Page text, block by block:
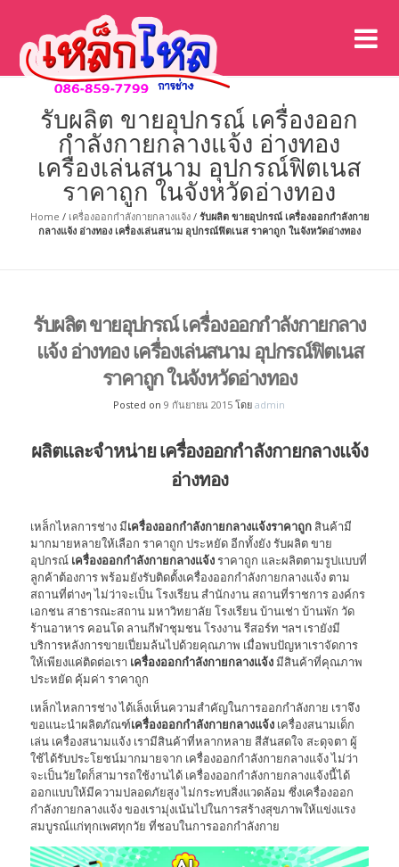
รับผลิต ขายอุปกรณ์ เครื่องออก
กำลังกายกลางแจ้ง อ่างทอง
เครื่องเล่นสนาม อุปกรณ์ฟิตเนส
ราคาถูก ในจังหวัดอ่างทอง
Home / เครื่องออกกำลังกายกลางแจ้ง/ รับผลิต ขายอุปกรณ์ เครื่องออกกำลังกาย
กลางแจ้ง อ่างทอง เครื่องเล่นสนาม อุปกรณ์ฟิตเนส ราคาถูก ในจังหวัดอ่างทอง
รับผลิต ขายอุปกรณ์ เครื่องออกกำลังกายกลาง
แจ้ง อ่างทอง เครื่องเล่นสนาม อุปกรณ์ฟิตเนส
ราคาถูก ในจังหวัดอ่างทอง
Posted on 9 กันยายน 2015 โดย admin
ผลิตและจำหน่าย เครื่องออกกำลังกายกลางแจ้ง
อ่างทอง
เหล็กไหลการช่าง มีเครื่องออกกำลังกายกลางแจ้งราคาถูกสินค้ามี
มากมายหลายให้เลือก ราคาถูก ประหยัด อีกทั้งยัง รับผลิต ขาย
อุปกรณ์ เครื่องออกกำลังกายกลางแจ้งราคาถูก และผลิตตามรูปแบบที่
ลูกค้าต้องการ พร้อมยังรับติดตั้งเครื่องออกกำลังกายกลางแจ้ง ตาม
สถานที่ต่างๆ ไม่ว่าจะเป็น โรงเรียน สำนักงาน สถานที่ราชการ องค์กร
เอกชน สาธารณะสถาน มหาวิทยาลัย โรงเรียน บ้านเช่า บ้านพัก วัด
ร้านอาหาร คอนโด ลานกีฬาชุมชน โรงงาน รีสอร์ท ฯลฯ เรายังมี
บริการหลังการขายเปี่ยมล้นไปด้วยคุณภาพ เมื่อพบปัญหาเราจัดการ
ให้เพียงแค่ติดต่อเรา เครื่องออกกำลังกายกลางแจ้งมีสินค้าที่คุณภาพ
ประหยัด คุ้มค่า ราคาถูก
เหล็กไหลการช่าง ได้เล็งเห็นความสำคัญในการออกกำลังกาย เราจึง
ขอแนะนำผลิตภัณฑ์เครื่องออกกำลังกายกลางแจ้งเครื่องสนามเด็ก
เล่น เครื่องสนามแจ้ง เรามีสินค้าที่หลากหลาย สีสันสดใจ สะดุจตา ผู้
ใช้ได้รับประโยชน์มากมายจาก เครื่องออกกำลังกายกลางแจ้ง ไม่ว่า
จะเป็นวัยใดก็สามารถใช้งานได้ เครื่องออกกำลังกายกลางแจ้งนี้ได้
ออกแบบให้มีความปลอดภัยสูง ไม่กระทบสิ่งแวดล้อม ซึ่งเครื่องออก
กำลังกายกลางแจ้ง ของเรามุ่งเน้นไปในการสร้างสุขภาพให้แข่งแรง
สมบูรณ์แก่ทุกเพศทุกวัย ที่ชอบในการออกกำลังกาย